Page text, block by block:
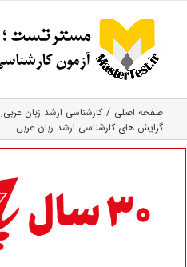
content
صفحه اصلی کارشناسی ارشد زبان عربی
گرایش های کارشناسی ارشد زبان عربی